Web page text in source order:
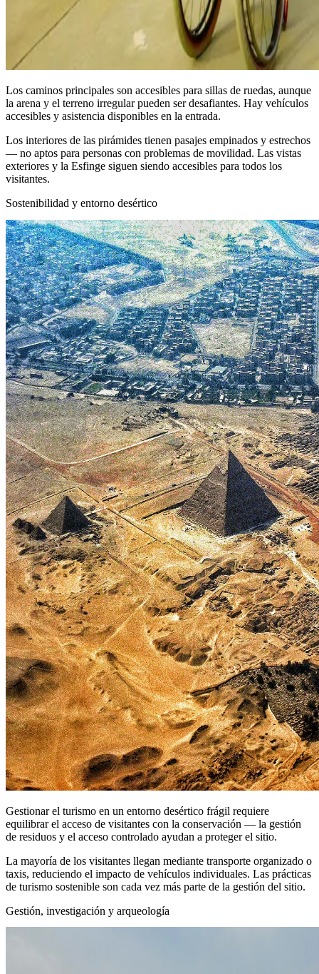
Los caminos principales son accesibles para sillas de ruedas, aunque
la arena y el terreno irregular pueden ser desafiantes. Hay vehículos
accesibles y asistencia disponibles en la entrada.
Los interiores de las pirámides tienen pasajes empinados y estrechos
— no aptos para personas con problemas de movilidad. Las vistas
exteriores y la Esfinge siguen siendo accesibles para todos los
visitantes.
Sostenibilidad y entorno desértico
Gestionar el turismo en un entorno desértico frágil requiere
equilibrar el acceso de visitantes con la conservación — la gestión
de residuos y el acceso controlado ayudan a proteger el sitio.
La mayoría de los visitantes llegan mediante transporte organizado o
taxis, reduciendo el impacto de vehículos individuales. Las prácticas
de turismo sostenible son cada vez más parte de la gestión del sitio.
Gestión, investigación y arqueología